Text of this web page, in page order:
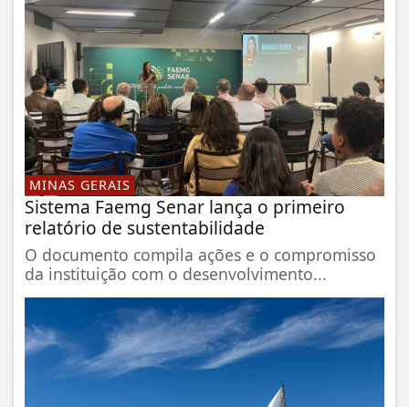
MINAS GERAIS
Sistema Faemg Senar lança o primeiro
relatório de sustentabilidade
O documento compila ações e o compromisso
da instituição com o desenvolvimento...